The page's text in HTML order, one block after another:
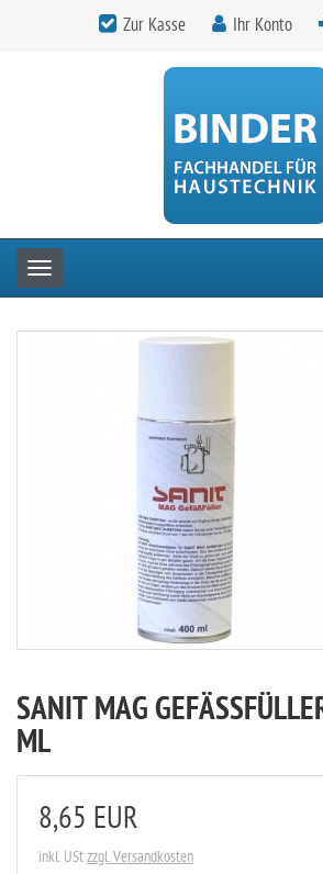
Zur Kasse Ihr Konto
Toggle navigation
SANIT MAG
L
8,65 EUR
inkl. UStzzgl. Versandkosten